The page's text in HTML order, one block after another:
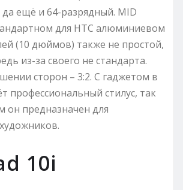
ещё и 64-разрядный. MID
для HTC алюминиевом
(10 дюймов) также не простой,
из-за своего не стандарта.
сторон – 3:2. С гаджетом в
профессиональный стилус, так
он предназначен для
10i